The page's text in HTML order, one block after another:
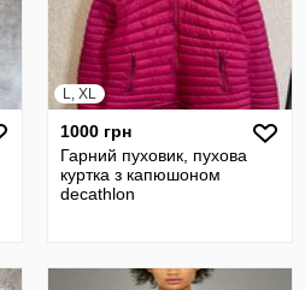
L, XL
1000 грн
Гарний пуховик, пухова
куртка з капюшоном
decathlon